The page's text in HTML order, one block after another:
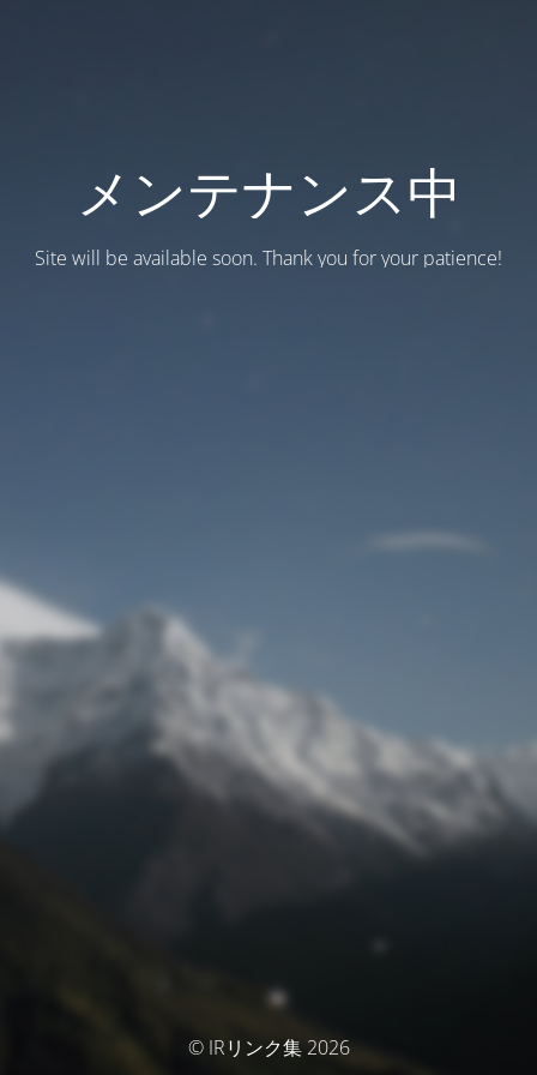
メンテナンス中
Site will be available soon. Thank you for your patience!
© IRリンク集 2026